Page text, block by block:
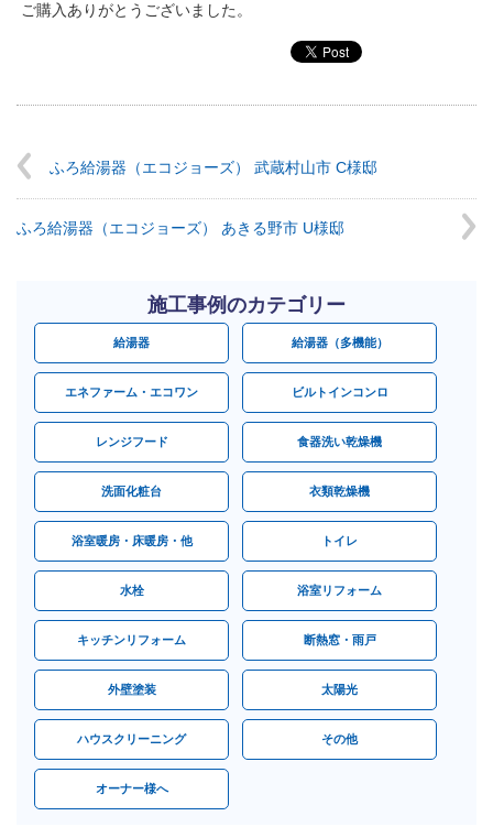
ご購入ありがとうございました。
ふろ給湯器（エコジョーズ） 武蔵村山市 C様邸
ふろ給湯器（エコジョーズ） あきる野市 U様邸
施工事例のカテゴリー
給湯器 給湯器（多機能）
エネファーム・エコワン ビルトインコンロ
レンジフード 食器洗い乾燥機
洗面化粧台 衣類乾燥機
浴室暖房・床暖房・他 トイレ
水栓 浴室リフォーム
キッチンリフォーム 断熱窓・雨戸
外壁塗装 太陽光
ハウスクリーニング その他
オーナー様へ